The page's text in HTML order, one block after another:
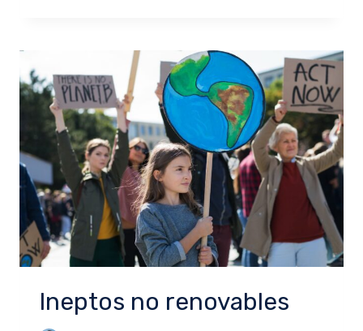
Ineptos no renovables